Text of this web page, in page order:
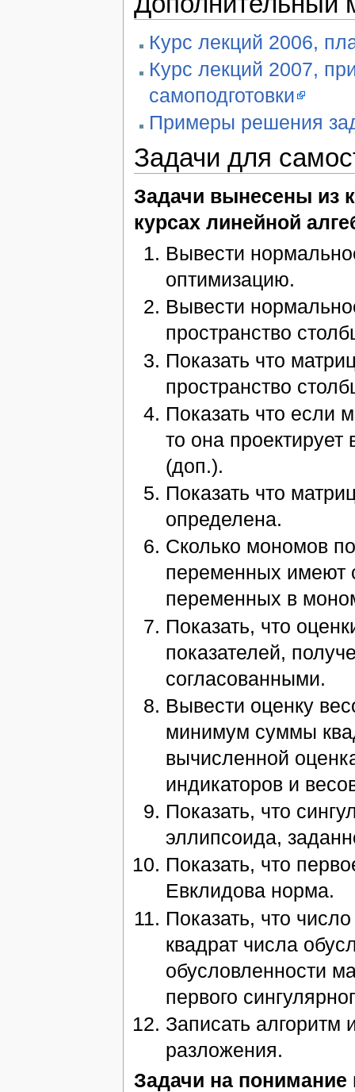
Курс лекций 2006,
Курс лекций 2007,
самоподготовки
Примеры решения
Задачи для
Задачи вынесены из
курсах линейной
Вывести
оптимизацию.
Вывести
пространство
Показать что
пространство
Показать что если
то она проектирует
(доп.).
Показать что
определена.
Сколько мономов
переменных имеют
переменных в
Показать, что
показателей,
согласованными.
Вывести оценку
минимум суммы
вычисленной
индикаторов и
Показать, что
эллипсоида,
Показать, что
Евклидова норма.
Показать, что
квадрат числа
обусловленности
первого
Записать алгоритм
разложения.
Задачи на понимание